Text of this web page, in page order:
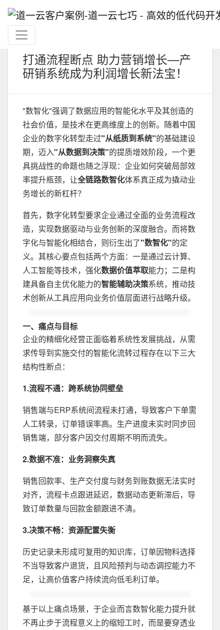
打通流程断点 助力营销增长—产
研销系统成为利润增长新法宝！
"数智化"强调了数据应用的智能化水平及其创造的
社会价值，是技术在更高维度上的创新。随着中国
企业的数字化转型走过"从纸质到系统"的基础建设
期，迈入"从数据到决策"的提质增效阶段，一个更
具挑战性的命题也随之浮现：企业如何突破局部效
率提升瓶颈，让全链路数智化体系真正成为撬动业
务增长的新杠杆？‌
首先，数字化转型要求企业通过全面的业务流程改
造，实现数据驱动与业务创新的深度融合。而将数
字化与智能化相结合，则衍生出了"数智化"的定
义。其核心要点包括两个方面：一是通过云计算、
人工智能等技术，强化数据价值萃取能力；二是构
建具备自主优化能力的智能辅助决策系统，推动技
术创新从工具应用向业务价值层面进行战略升级。
一、痛点与目标
企业的精细化经营正面临着系统性发展挑战，从需
求传导到实施交付的智能化流转过程存在以下三大
结构性断点：
1.流程不通：跨系统协同壁垒
销售端与ERP系统间流程未打通，导致客户下单需
人工转录，订单错误率高。生产进度未实时同步回
销售端，部分客户因交付周期不明而流失。
2.数据不准：业务洞察失真‌
销售回款率、生产交付度与财务到账数据无法实时
对齐，流程卡点跟进延迟，数据动态更新滞后，导
致订单数量与回款金额跟进不清。
3.决策不畅：资源配置失衡‌
历史记录未形成可复用的知识库，订单因物料选择
不当导致客户退货，且风险预判与动态调控能力不
足，让高价值客户持续流向低毛利订单。
基于以上痛点场景，于企业而言数智化能力提升就
不再止步于流程意义上的缩短工时，而是要穿透业